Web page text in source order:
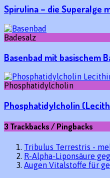
Spirulina – die Superalge
Badesalz
Basenbad mit basischem
Phosphatidylcholin
Phosphatidylcholin
3 Trackbacks / Pingbacks
Tribulus Terrestris -
R-Alpha-Liponsäure
Augen Vitalstoffe für